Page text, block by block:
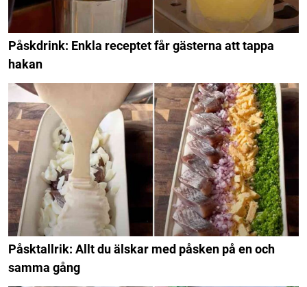
Påskdrink: Enkla receptet får gästerna att tappa
hakan
Påsktallrik: Allt du älskar med påsken på en och
samma gång